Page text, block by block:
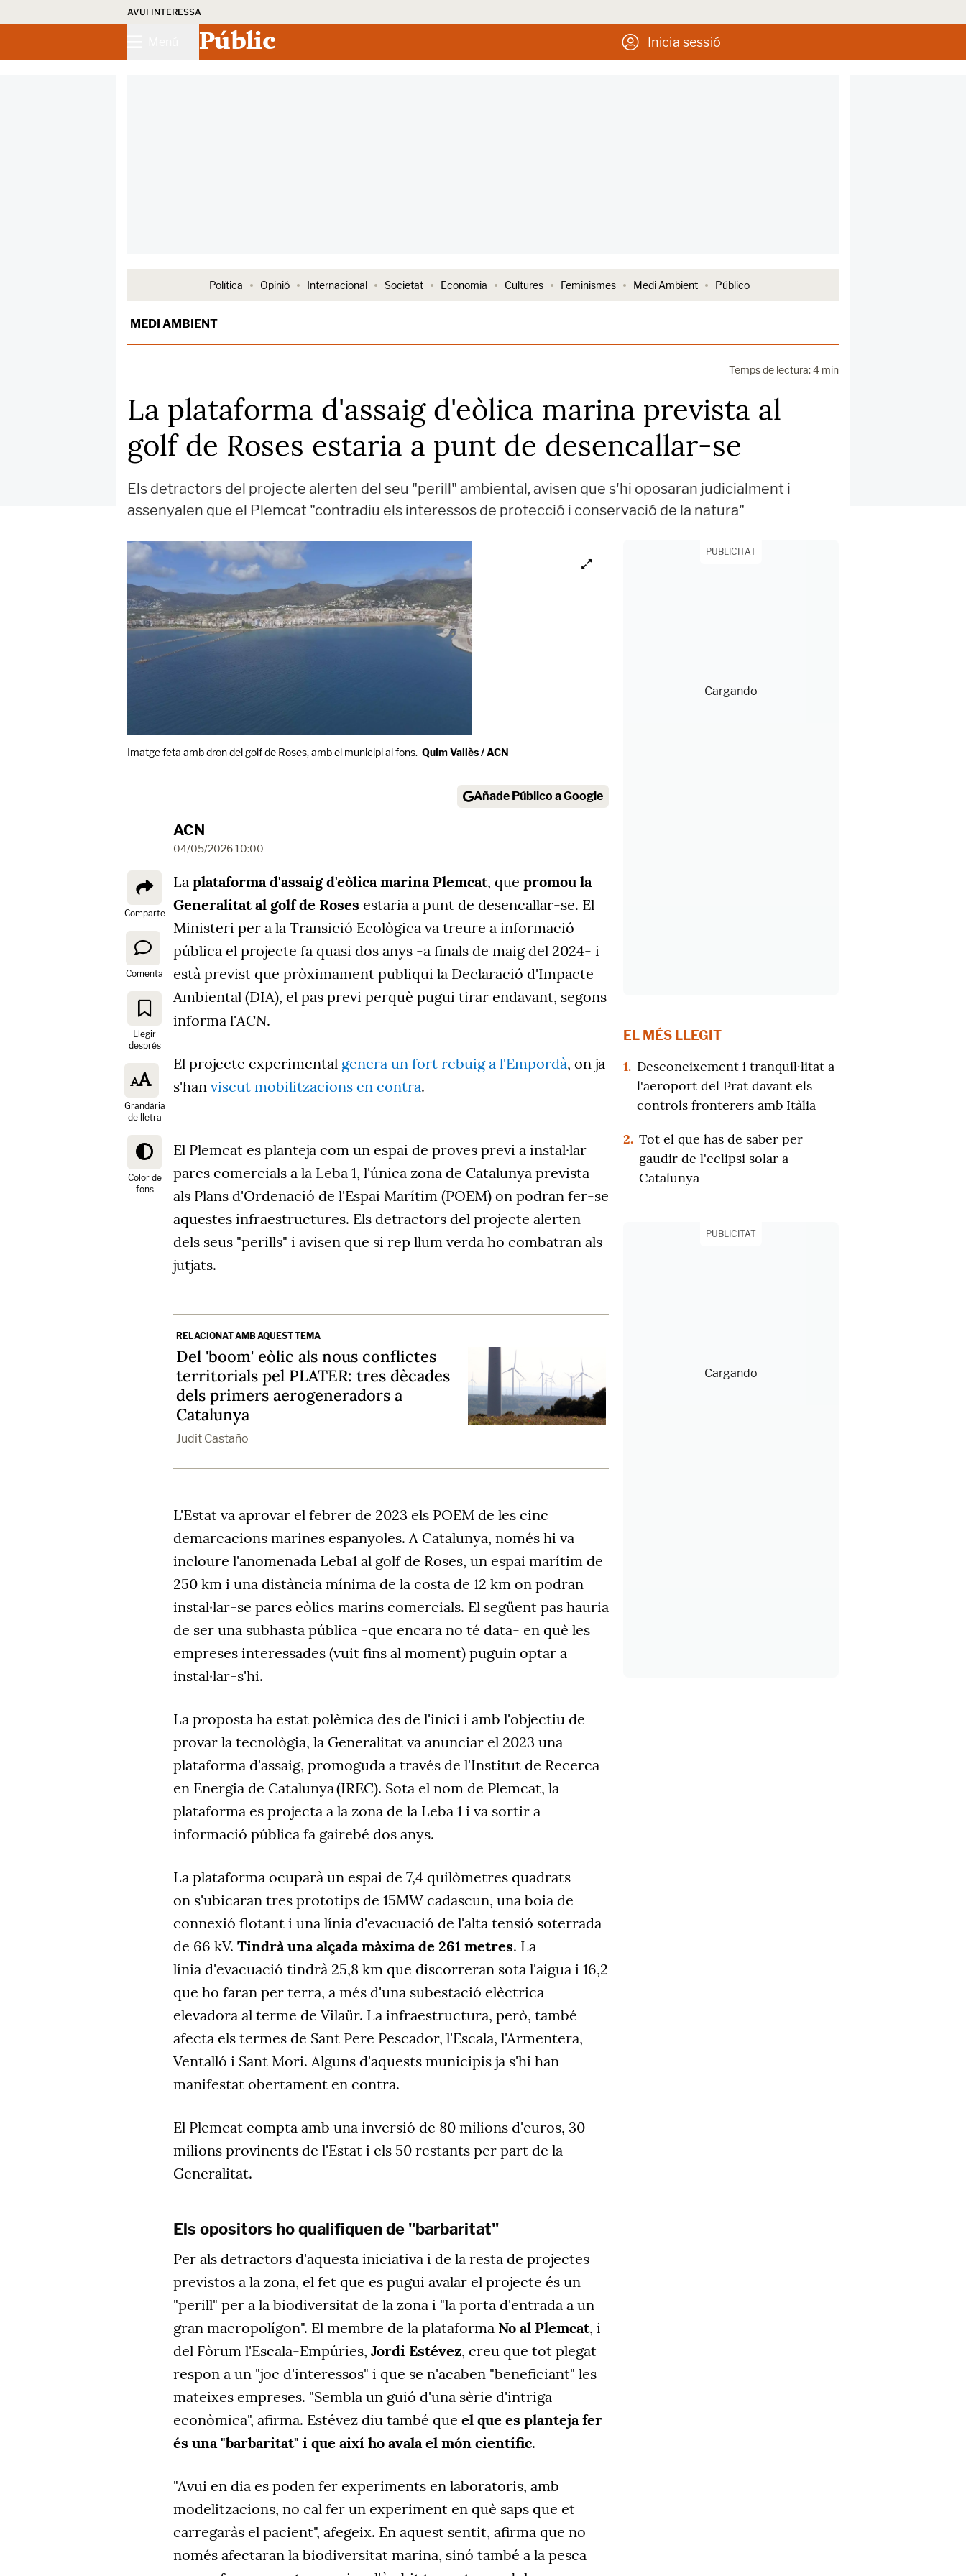
AVUI INTERESSA
Públic Inicia sessió
Política Opinió Internacional Societat Economia Cultures Feminismes Medi Ambient Público
MEDI AMBIENT
Temps de lectura: 4 min
La plataforma d'assaig d'eòlica marina prevista al
golf de Roses estaria a punt de desencallar-se
Els detractors del projecte alerten del seu "perill" ambiental, avisen que s'hi oposaran judicialment i
assenyalen que el Plemcat "contradiu els interessos de protecció i conservació de la natura"
Imatge feta amb dron del golf de Roses, amb el municipi al fons. Quim Vallès / ACN
Añade Público a Google
ACN
04/05/2026 10:00
Comparte
Comenta
Llegir
després
Grandària
de lletra
Color de
fons
La plataforma d'assaig d'eòlica marina Plemcat, que promou la
Generalitat al golf de Roses estaria a punt de desencallar-se. El
Ministeri per a la Transició Ecològica va treure a informació
pública el projecte fa quasi dos anys -a finals de maig del 2024- i
està previst que pròximament publiqui la Declaració d'Impacte
Ambiental (DIA), el pas previ perquè pugui tirar endavant, segons
informa l'ACN.
El projecte experimental genera un fort rebuig a l'Empordà, on ja
s'han viscut mobilitzacions en contra.
El Plemcat es planteja com un espai de proves previ a instal·lar
parcs comercials a la Leba 1, l'única zona de Catalunya prevista
als Plans d'Ordenació de l'Espai Marítim (POEM) on podran fer-se
aquestes infraestructures. Els detractors del projecte alerten
dels seus "perills" i avisen que si rep llum verda ho combatran als
jutjats.
RELACIONAT AMB AQUEST TEMA
Del 'boom' eòlic als nous conflictes
territorials pel PLATER: tres dècades
dels primers aerogeneradors a
Catalunya
Judit Castaño
L'Estat va aprovar el febrer de 2023 els POEM de les cinc
demarcacions marines espanyoles. A Catalunya, només hi va
incloure l'anomenada Leba1 al golf de Roses, un espai marítim de
250 km i una distància mínima de la costa de 12 km on podran
instal·lar-se parcs eòlics marins comercials. El següent pas hauria
de ser una subhasta pública -que encara no té data- en què les
empreses interessades (vuit fins al moment) puguin optar a
instal·lar-s'hi.
La proposta ha estat polèmica des de l'inici i amb l'objectiu de
provar la tecnològia, la Generalitat va anunciar el 2023 una
plataforma d'assaig, promoguda a través de l'Institut de Recerca
en Energia de Catalunya (IREC). Sota el nom de Plemcat, la
plataforma es projecta a la zona de la Leba 1 i va sortir a
informació pública fa gairebé dos anys.
La plataforma ocuparà un espai de 7,4 quilòmetres quadrats
on s'ubicaran tres prototips de 15MW cadascun, una boia de
connexió flotant i una línia d'evacuació de l'alta tensió soterrada
de 66 kV. Tindrà una alçada màxima de 261 metres. La
línia d'evacuació tindrà 25,8 km que discorreran sota l'aigua i 16,2
que ho faran per terra, a més d'una subestació elèctrica
elevadora al terme de Vilaür. La infraestructura, però, també
afecta els termes de Sant Pere Pescador, l'Escala, l'Armentera,
Ventalló i Sant Mori. Alguns d'aquests municipis ja s'hi han
manifestat obertament en contra.
El Plemcat compta amb una inversió de 80 milions d'euros, 30
milions provinents de l'Estat i els 50 restants per part de la
Generalitat.
Els opositors ho qualifiquen de "barbaritat"
Per als detractors d'aquesta iniciativa i de la resta de projectes
previstos a la zona, el fet que es pugui avalar el projecte és un
"perill" per a la biodiversitat de la zona i "la porta d'entrada a un
gran macropolígon". El membre de la plataforma No al Plemcat, i
del Fòrum l'Escala-Empúries, Jordi Estévez, creu que tot plegat
respon a un "joc d'interessos" i que se n'acaben "beneficiant" les
mateixes empreses. "Sembla un guió d'una sèrie d'intriga
econòmica", afirma. Estévez diu també que el que es planteja fer
és una "barbaritat" i que així ho avala el món científic.
"Avui en dia es poden fer experiments en laboratoris, amb
modelitzacions, no cal fer un experiment en què saps que et
carregaràs el pacient", afegeix. En aquest sentit, afirma que no
només afectaran la biodiversitat marina, sinó també a la pesca
PUBLICITAT
EL MÉS LLEGIT
1. Desconeixement i tranquil·litat a
l'aeroport del Prat davant els
controls fronterers amb Itàlia
2. Tot el que has de saber per
gaudir de l'eclipsi solar a
Catalunya
PUBLICITAT